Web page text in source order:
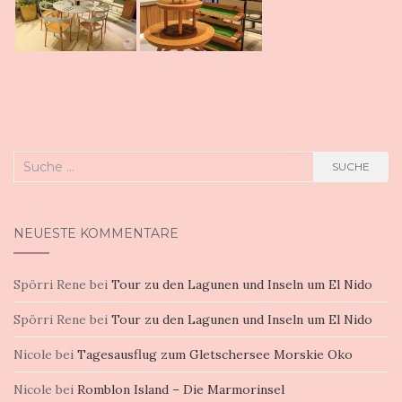
Suche
SUCHE
NEUESTE KOMMENTARE
Spörri Rene bei Tour zu den Lagunen und Inseln um El Nido
Spörri Rene bei Tour zu den Lagunen und Inseln um El Nido
Nicole bei Tagesausflug zum Gletschersee Morskie Oko
Nicole bei Romblon Island – Die Marmorinsel